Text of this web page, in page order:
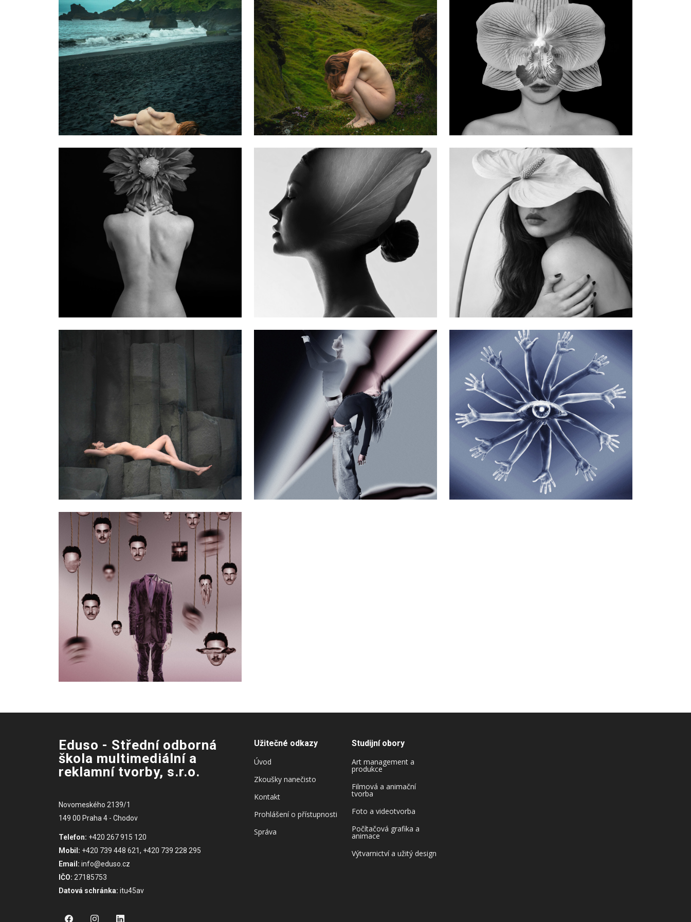
Eduso - Střední odborná
škola multimediální a
reklamní tvorby, s.r.o.
Novomeského 2139/1
149 00 Praha 4 - Chodov
Telefon: +420 267 915 120
Mobil: +420 739 448 621, +420 739 228 295
Email: info@eduso.cz
IČO: 27185753
Datová schránka: itu45av
Užitečné odkazy
Úvod
Zkoušky nanečisto
Kontakt
Prohlášení o přístupnosti
Správa
Studijní obory
Art management a
produkce
Filmová a animační
tvorba
Foto a videotvorba
Počítačová grafika a
animace
Výtvarnictví a užitý design